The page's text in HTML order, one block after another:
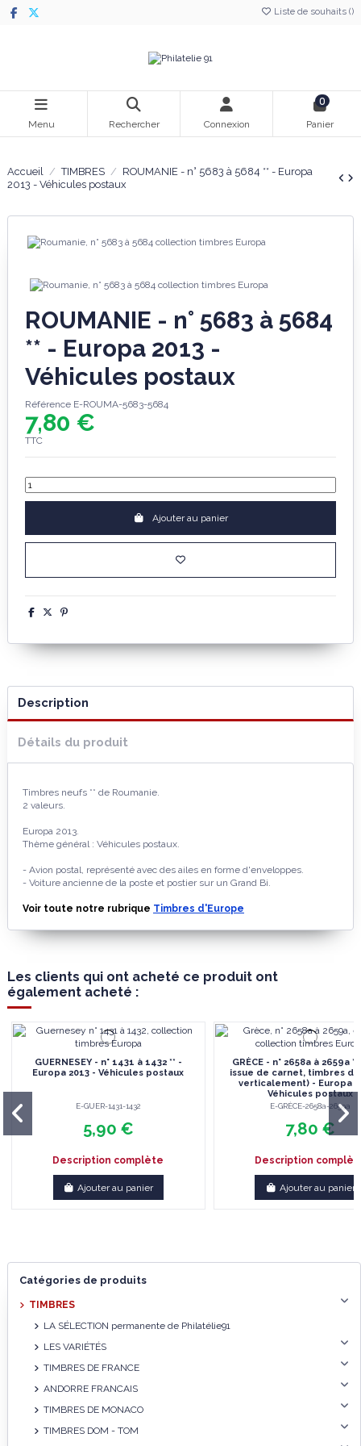
Liste de souhaits ()
Menu Rechercher Connexion
0
Panier
Accueil TIMBRES
ROUMANIE - n° 5683 à 5684 ** - Europa
2013 - Véhicules postaux
ROUMANIE - n° 5683 à 5684
** - Europa 2013 -
Véhicules postaux
Référence E-ROUMA-5683-5684
7,80 €
TTC
Ajouter au panier
Description
Détails du produit
Timbres neufs ** de Roumanie.
2 valeurs.
Europa 2013.
Thème général : Véhicules postaux.
- Avion postal, représenté avec des ailes en forme d'enveloppes.
- Voiture ancienne de la poste et postier sur un Grand Bi.
Voir toute notre rubrique Timbres d'Europe
Les clients qui ont acheté ce produit ont
également acheté :
GUERNESEY - n° 1431 à 1432 ** -
Europa 2013 - Véhicules postaux
E-GUER-1431-1432
5,90 €
Description complète
Ajouter au panier
GRÈCE - n° 2658a à 2659a
issue de carnet, timbres
verticalement) - Europa
Véhicules postaux
E-GRÈCE-2658a-2659a
7,80 €
Description
Ajouter au panier
Catégories de produits
TIMBRES
LA SÉLECTION permanente de Philatélie91
LES VARIÉTÉS
TIMBRES DE FRANCE
ANDORRE FRANCAIS
TIMBRES DE MONACO
TIMBRES DOM - TOM